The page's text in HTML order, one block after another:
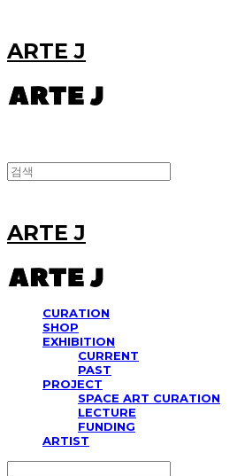
ARTE J
ARTE J
CURATION
SHOP
EXHIBITION
CURRENT
PAST
PROJECT
SPACE ART CURATION
LECTURE
FUNDING
ARTIST